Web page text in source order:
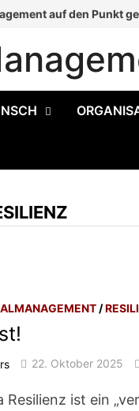
auf den Punkt
/
22. Oktober 2025
Resilienz ist ein